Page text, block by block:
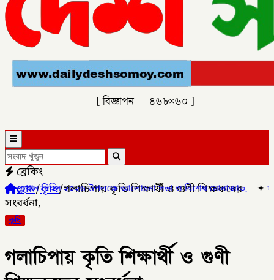
[ বিজ্ঞাপন — ৪৬৮×৬০ ]
ব্রেকিং
২০২৬ উপলক্ষে আলোচনা সভা ও বিশেষ মোনাজাত,✦গলাচিপায় ১০
হোম/কৃষি/গলাচিপায় কৃতি শিক্ষার্থী ও গুণী শিক্ষকদের
সংবর্ধনা,
কৃষি
গলাচিপায় কৃতি শিক্ষার্থী ও গুণী